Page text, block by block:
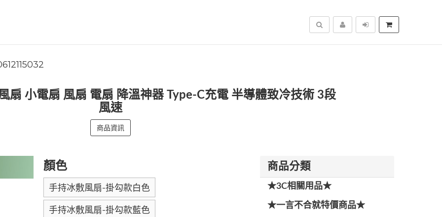
搜尋
扇 小電扇 風扇 電扇 降溫神器 Type-C充電 半導體致冷技術 3段
風速
商品資訊
顏色
手持冰敷風扇-掛勾款白色
手持冰敷風扇-掛勾款藍色
商品分類
★3C相關用品★
★一言不合就特價商品★